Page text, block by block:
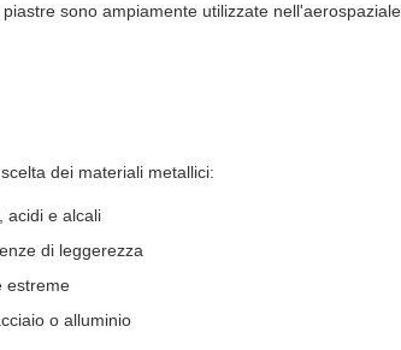
sono ampiamente utilizzate
dei materiali metallici:
acidi e alcali
di leggerezza
estreme
o alluminio